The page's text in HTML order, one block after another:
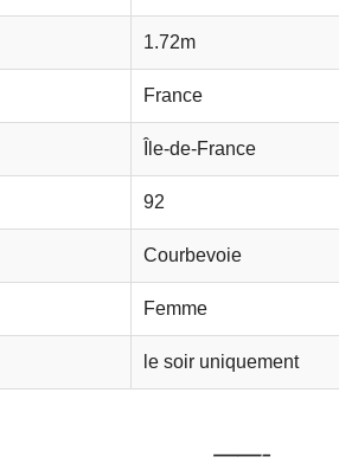
1.72m
France
Île-de-France
92
Courbevoie
Femme
le soir uniquement
——-